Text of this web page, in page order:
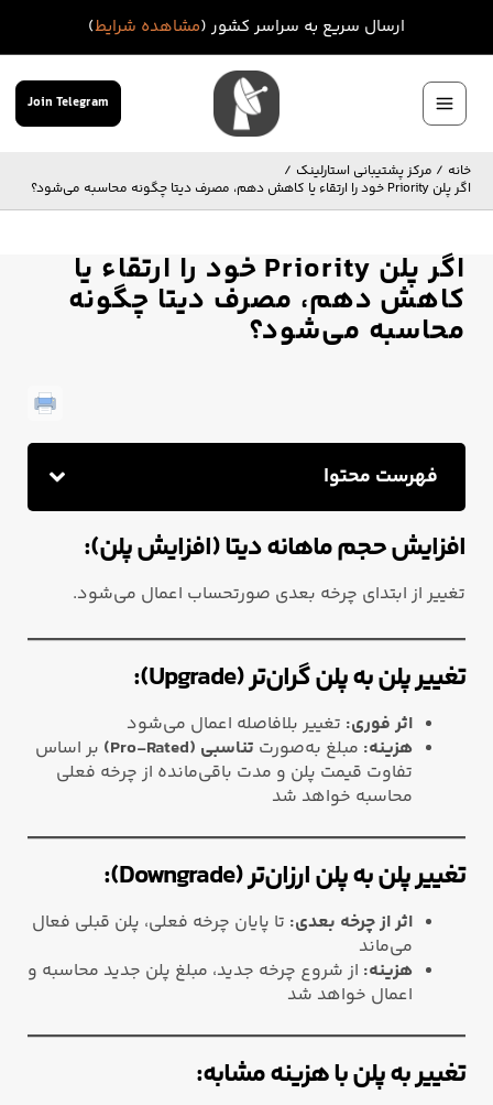
محتوا
ارسال سریع به سراسر کشور (مشاهده شرایط)
Main
Menu
Join Telegram
خانه
مرکز پشتیبانی استارلینک
اگر پلن Priority خود را ارتقاء یا کاهش دهم، مصرف دیتا چگونه محاسبه می‌شود؟
اگر پلن Priority خود را ارتقاء یا
کاهش دهم، مصرف دیتا چگونه
محاسبه می‌شود؟
فهرست محتوا
افزایش حجم ماهانه دیتا (افزایش پلن):
تغییر از ابتدای چرخه بعدی صورتحساب اعمال می‌شود.
تغییر پلن به پلن گران‌تر (Upgrade):
اثر فوری: تغییر بلافاصله اعمال می‌شود
هزینه: مبلغ به‌صورت تناسبی (Pro-Rated)
بر اساس
تفاوت قیمت پلن و مدت باقی‌مانده از چرخه فعلی
محاسبه خواهد شد
تغییر پلن به پلن ارزان‌تر (Downgrade):
اثر از چرخه بعدی: تا پایان چرخه فعلی، پلن قبلی فعال
می‌ماند
هزینه: از شروع چرخه جدید، مبلغ پلن جدید محاسبه و
اعمال خواهد شد
تغییر به پلن با هزینه مشابه: